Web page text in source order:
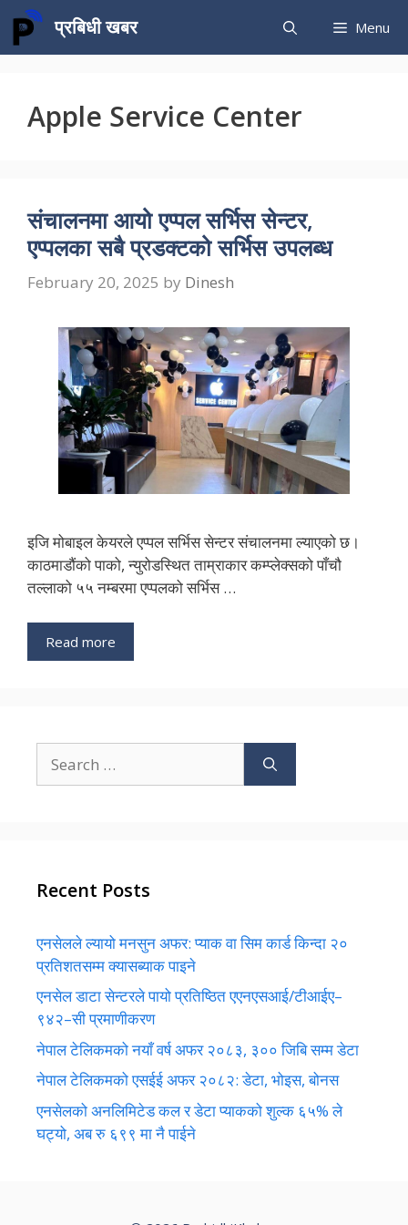
Skip
content
प्रबिधी खबर Menu
Apple Service Center
संचालनमा आयो एप्पल सर्भिस सेन्टर,
एप्पलका सबै प्रडक्टको सर्भिस उपलब्ध
February 20, 2025 by Dinesh
इजि मोबाइल केयरले एप्पल सर्भिस सेन्टर संचालनमा ल्याएको छ।
काठमाडौंको पाको, न्युरोडस्थित ताम्राकार कम्प्लेक्सको पाँचौ
तल्लाको ५५ नम्बरमा एप्पलको सर्भिस …
Read more
for:
Recent Posts
एनसेलले ल्यायो मनसुन अफर: प्याक वा सिम कार्ड किन्दा २०
प्रतिशतसम्म क्यासब्याक पाइने
एनसेल डाटा सेन्टरले पायो प्रतिष्ठित एएनएसआई/टीआईए–
९४२–सी प्रमाणीकरण
नेपाल टेलिकमको नयाँ वर्ष अफर २०८३, ३०० जिबि सम्म डेटा
नेपाल टेलिकमको एसईई अफर २०८२: डेटा, भोइस, बोनस
एनसेलको अनलिमिटेड कल र डेटा प्याकको शुल्क ६५% ले
घट्यो, अब रु ६९९ मा नै पाईने